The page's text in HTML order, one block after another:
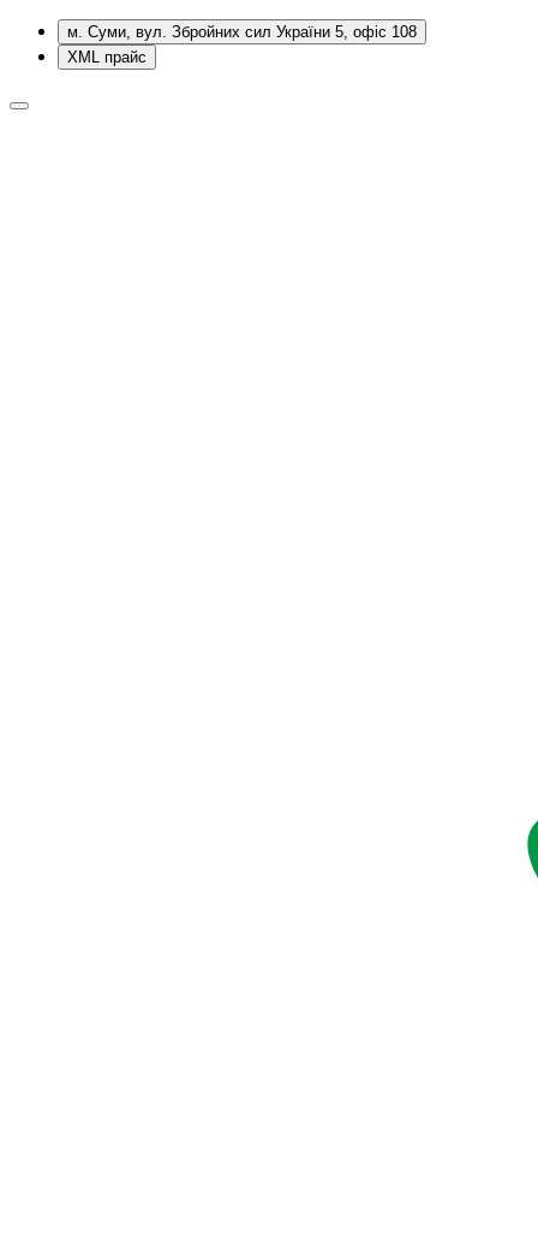
м. Суми, вул. Збройних сил України 5, офіс 108
XML прайс